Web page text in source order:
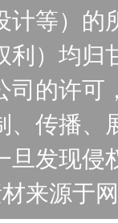
计等）的
利）均归
司的许
、传播、
旦发现侵
来源于